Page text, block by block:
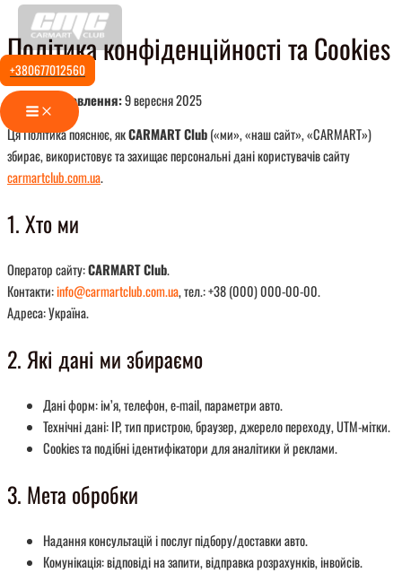
Перейти
до
вмісту
+380677012560
Main
Menu
Політика конфіденційності та Cookies
Останнє оновлення:9 вересня 2025
Ця Політика пояснює, якCARMART Club(«ми», «наш сайт», «CARMART»)
збирає, використовує та захищає персональні дані користувачів сайту
carmartclub.com.ua.
1. Хто ми
Оператор сайту:CARMART Club.
Контакти:info@carmartclub.com.ua, тел.: +38 (000) 000-00-00.
Адреса: Україна.
2. Які дані ми збираємо
Дані форм: ім’я, телефон, e-mail, параметри авто.
Технічні дані: IP, тип пристрою, браузер, джерело переходу, UTM-мітки.
Cookies та подібні ідентифікатори для аналітики й реклами.
3. Мета обробки
Надання консультацій і послуг підбору/доставки авто.
Комунікація: відповіді на запити, відправка розрахунків, інвойсів.